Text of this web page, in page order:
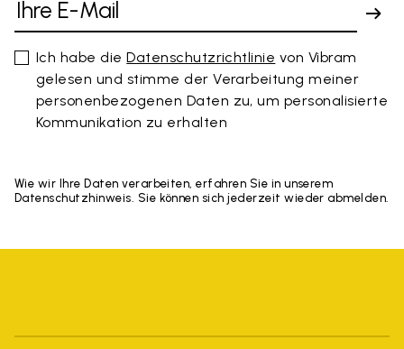
Ich habe dieDatenschutzrichtlinie von Vibram
gelesen und stimme der Verarbeitung meiner
personenbezogenen Daten zu, um personalisierte
Kommunikation zu erhalten
Wie wir Ihre Daten verarbeiten, erfahren Sie in unserem
Datenschutzhinweis. Sie können sich jederzeit wieder abmelden.